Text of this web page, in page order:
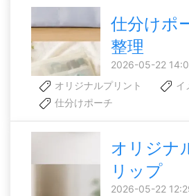
仕分けポ
整理
2026-05-22
オリジナルプリント
イ
仕分けポーチ
オリジナ
リップ
2026-05-22